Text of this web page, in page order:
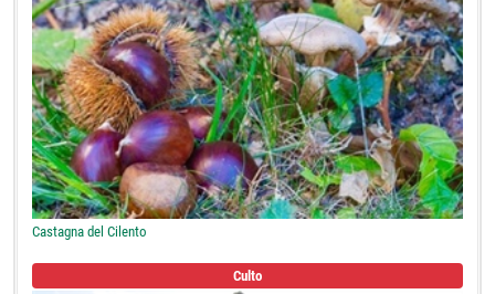
Castagna del Cilento
Culto